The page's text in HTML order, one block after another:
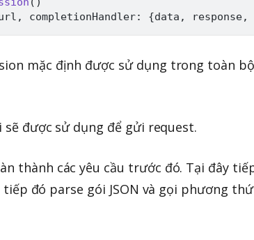
, completionHandler: {data , response,
mặc định được sử dụng trong toàn bộ
được sử dụng để gửi request.
thành các yêu cầu trước đó. Tại đây
đó parse gói JSON và gọi phương